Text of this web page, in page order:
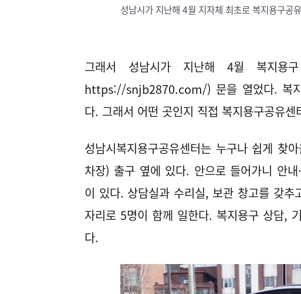
성남시가 지난해 4월 지자체 최초로 복지용구공
그래서 성남시가 지난해 4월 복지용구
https://snjb2870.com/) 문을 열었다. 복
다. 그래서 어떤 곳인지 직접 복지용구공유센
성남시복지용구공유센터는 누구나 쉽게 찾
차장) 출구 옆에 있다. 안으로 들어가니 안
이 있다. 상담실과 수리실, 보관 창고를 갖
자리로 5명이 함께 일한다. 복지용구 상담,
다.